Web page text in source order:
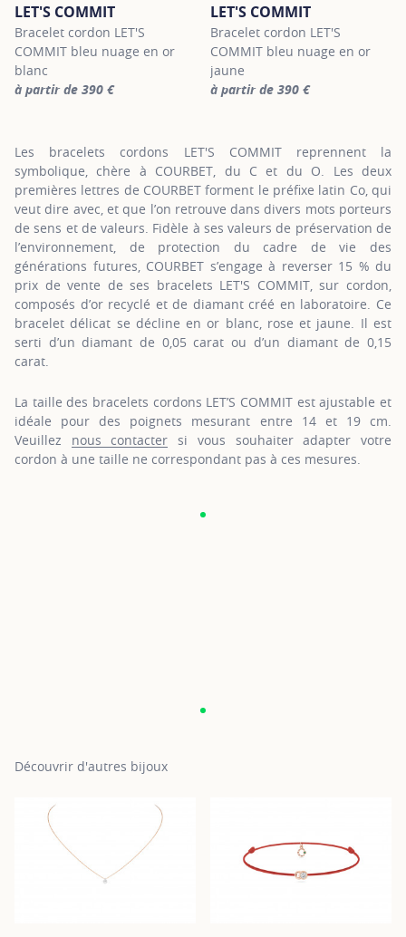
LET'S COMMIT
Bracelet cordon LET'S
COMMIT bleu nuage en or
blanc
à partir de 390 €
LET'S COMMIT
Bracelet cordon LET'S
COMMIT bleu nuage en or
jaune
à partir de 390 €
Les bracelets cordons LET'S COMMIT reprennent la
symbolique, chère à COURBET, du C et du O. Les deux
premières lettres de COURBET forment le préfixe latin Co, qui
veut dire avec, et que l’on retrouve dans divers mots porteurs
de sens et de valeurs. Fidèle à ses valeurs de préservation de
l’environnement, de protection du cadre de vie des
générations futures, COURBET s’engage à reverser 15 % du
prix de vente de ses bracelets LET'S COMMIT, sur cordon,
composés d’or recyclé et de diamant créé en laboratoire. Ce
bracelet délicat se décline en or blanc, rose et jaune. Il est
serti d’un diamant de 0,05 carat ou d’un diamant de 0,15
carat.
La taille des bracelets cordons LET’S COMMIT est ajustable et
idéale pour des poignets mesurant entre 14 et 19 cm.
Veuillez nous contacter si vous souhaiter adapter votre
cordon à une taille ne correspondant pas à ces mesures.
Découvrir d'autres bijoux